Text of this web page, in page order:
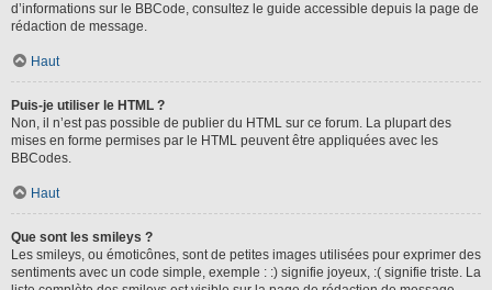
d’informations sur le BBCode, consultez le guide accessible depuis la page de
rédaction de message.
Haut
Puis-je utiliser le HTML ?
Non, il n’est pas possible de publier du HTML sur ce forum. La plupart des
mises en forme permises par le HTML peuvent être appliquées avec les
BBCodes.
Haut
Que sont les smileys ?
Les smileys, ou émoticônes, sont de petites images utilisées pour exprimer des
sentiments avec un code simple, exemple : :) signifie joyeux, :( signifie triste. La